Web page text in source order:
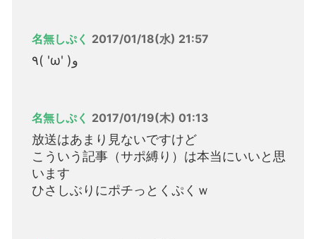
名無しぷく 2017/01/18(水) 21:57
٩( 'ω' )و
名無しぷく 2017/01/19(木) 01:13
放送はあまり見ないですけど
こういう記事（サポ縛り）は本当にいいと思
います
ひさしぶりにポチっとくぷくｗ